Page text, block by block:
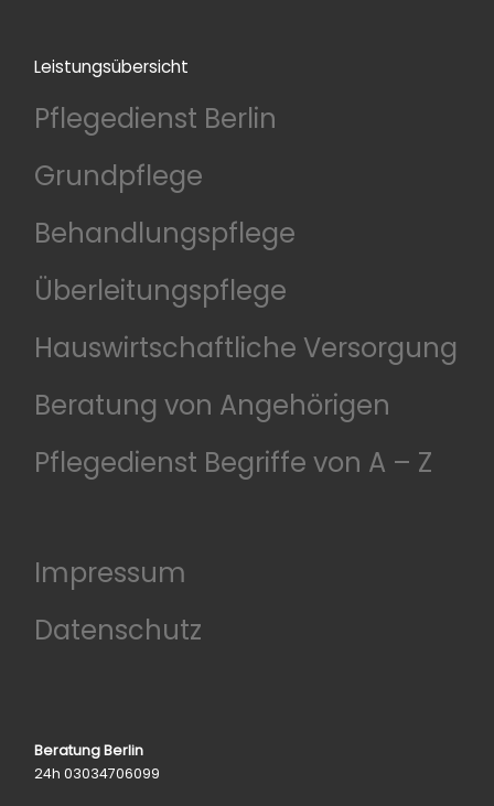
Leistungsübersicht
Pflegedienst Berlin
Grundpflege
Behandlungspflege
Überleitungspflege
Hauswirtschaftliche Versorgung
Beratung von Angehörigen
Pflegedienst Begriffe von A – Z
Impressum
Datenschutz
Beratung Berlin
24h 03034706099